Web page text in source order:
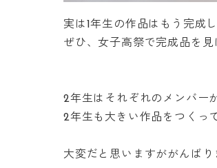
実は1年生の作品はもう完成
ぜひ、女子高祭で完成品を見
2年生はそれぞれのメンバー
2年生も大きい作品をつくっ
大変だと思いますががんばり